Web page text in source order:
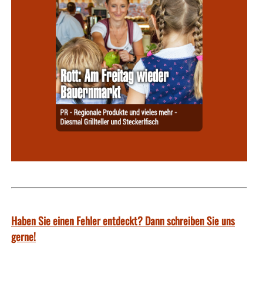
Haben Sie einen Fehler entdeckt? Dann schreiben Sie uns
gerne!